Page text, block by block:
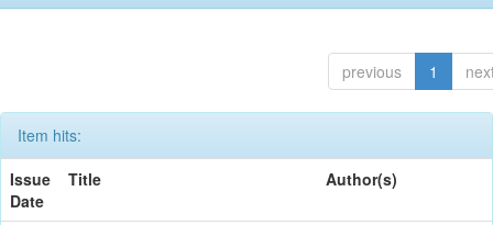
previous 1
Item hits:
Issue
Date
Title Author(s)